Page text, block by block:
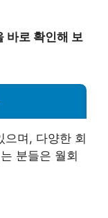
바로 확인해 보
으며, 다양한 회
분들은 월회